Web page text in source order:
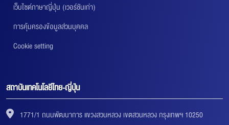
เว็บไซต์ภาษาญี่ปุ่น (เวอร์ชันเก่า)
การคุ้มครองข้อมูลส่วนบุคคล
Cookie setting
สถาบันเทคโนโลยีไทย-ญี่ปุ่น
1771/1 ถนนพัฒนาการ แขวงสวนหลวง เขตสวนหลวง กรุงเทพฯ 10250